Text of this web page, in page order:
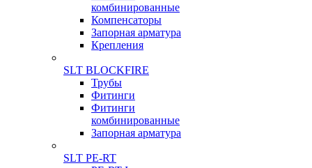
комбинированные
Компенсаторы
Запорная арматура
Крепления
SLT BLOCKFIRE
Трубы
Фитинги
Фитинги
комбинированные
Запорная арматура
SLT PE-RT